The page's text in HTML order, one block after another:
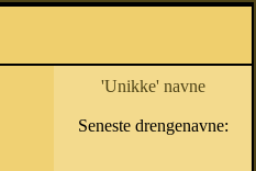
'Unikke' navne
Seneste drengenavne: